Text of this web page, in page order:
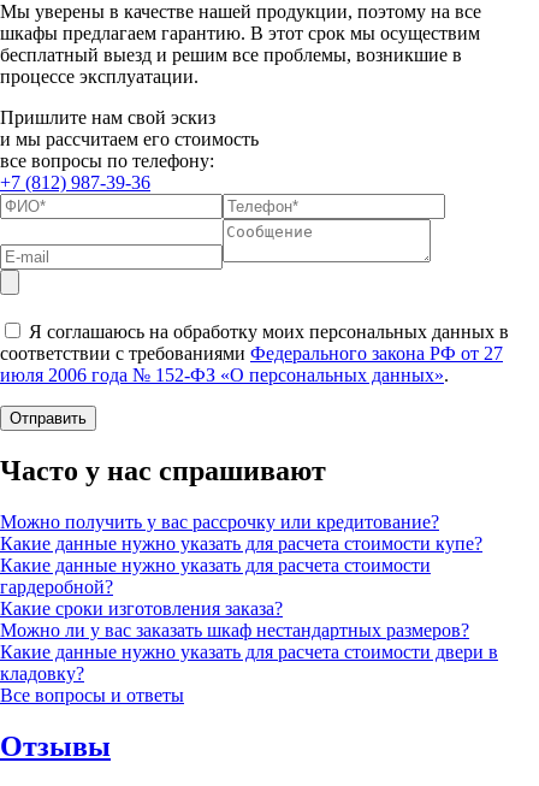
Мы уверены в качестве нашей продукции, поэтому на все
шкафы предлагаем гарантию. В этот срок мы осуществим
бесплатный выезд и решим все проблемы, возникшие в
процессе эксплуатации.
Пришлите нам свой эскиз
и мы рассчитаем его стоимость
все вопросы по телефону:
+7 (812) 987-39-36
Я соглашаюсь на обработку моих персональных данных в
соответствии с требованиями Федерального закона РФ от 27
июля 2006 года № 152-ФЗ «О персональных данных».
Часто у нас спрашивают
Можно получить у вас рассрочку или кредитование?
Какие данные нужно указать для расчета стоимости купе?
Какие данные нужно указать для расчета стоимости
гардеробной?
Какие сроки изготовления заказа?
Можно ли у вас заказать шкаф нестандартных размеров?
Какие данные нужно указать для расчета стоимости двери в
кладовку?
Все вопросы и ответы
Отзывы